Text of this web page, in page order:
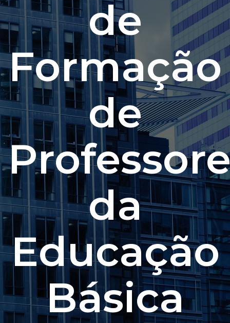
de
Formação
de
da
Educação
Básica